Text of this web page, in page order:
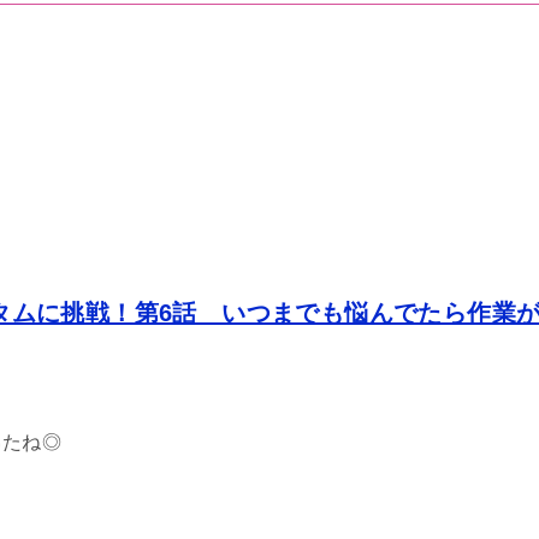
ムに挑戦！第6話 いつまでも悩んでたら作業
たね◎